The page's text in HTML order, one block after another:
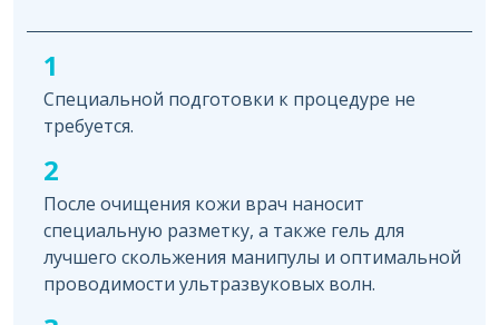
1
Специальной подготовки к процедуре не
требуется.
2
После очищения кожи врач наносит
специальную разметку, а также гель для
лучшего скольжения манипулы и оптимальной
проводимости ультразвуковых волн.